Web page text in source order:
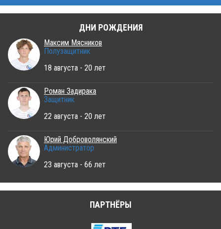
ДНИ РОЖДЕНИЯ
Максим Мясников
Полузащитник
18 августа - 20 лет
Роман Задирака
Защитник
22 августа - 20 лет
Юрий Доброволянский
Администратор
23 августа - 66 лет
ПАРТНЁРЫ